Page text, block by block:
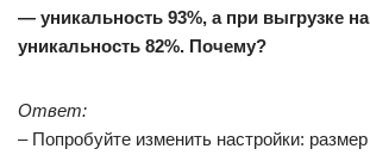
— уникальность 93%, а при выгрузке
уникальность 82%. Почему?
Ответ:
– Попробуйте изменить настройки: